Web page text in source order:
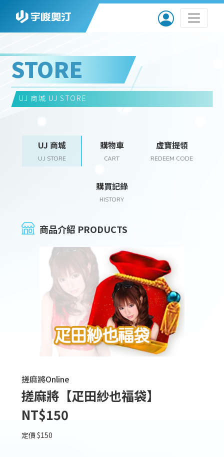
STORE
UJ 商城 UJ STORE
UJ 商城
UJ STORE
購物車
CART
虛寶提領
REDEEM CODE
購買記錄
HISTORY
商品介紹 PRODUCTS
搓麻將Online
搓麻將【疋田紗也福袋】
NT$150
定價 $150